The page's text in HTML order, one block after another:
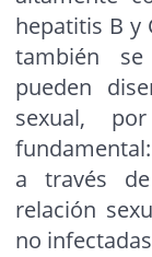
hepatitis B y
también
pueden
sexual,
a través
relación
no